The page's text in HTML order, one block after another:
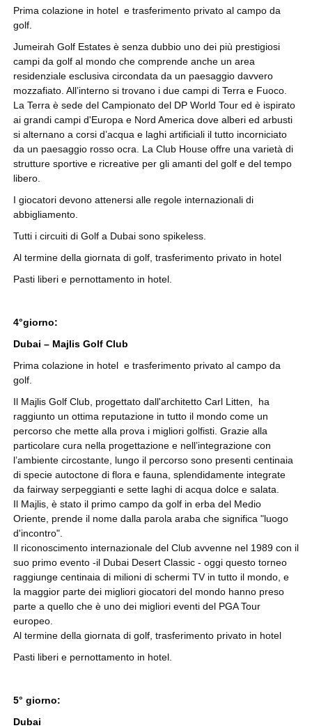
Prima colazione in hotel e trasferimento privato al campo da
golf.
Jumeirah Golf Estates è senza dubbio uno dei più prestigiosi
campi da golf al mondo che comprende anche un area
residenziale esclusiva circondata da un paesaggio davvero
mozzafiato. All’interno si trovano i due campi di Terra e Fuoco.
La Terra è sede del Campionato del DP World Tour ed è ispirato
ai grandi campi d'Europa e Nord America dove alberi ed arbusti
si alternano a corsi d’acqua e laghi artificiali il tutto incorniciato
da un paesaggio rosso ocra. La Club House offre una varietà di
strutture sportive e ricreative per gli amanti del golf e del tempo
libero.
I giocatori devono attenersi alle regole internazionali di
abbigliamento.
Tutti i circuiti di Golf a Dubai sono spikeless.
Al termine della giornata di golf, trasferimento privato in hotel
Pasti liberi e pernottamento in hotel.
4°giorno:
Dubai – Majlis Golf Club
Prima colazione in hotel e trasferimento privato al campo da
golf.
Il Majlis Golf Club, progettato dall'architetto Carl Litten, ha
raggiunto un ottima reputazione in tutto il mondo come un
percorso che mette alla prova i migliori golfisti. Grazie alla
particolare cura nella progettazione e nell’integrazione con
l’ambiente circostante, lungo il percorso sono presenti centinaia
di specie autoctone di flora e fauna, splendidamente integrate
da fairway serpeggianti e sette laghi di acqua dolce e salata.
Il Majlis, è stato il primo campo da golf in erba del Medio
Oriente, prende il nome dalla parola araba che significa "luogo
d'incontro".
Il riconoscimento internazionale del Club avvenne nel 1989 con il
suo primo evento -il Dubai Desert Classic - oggi questo torneo
raggiunge centinaia di milioni di schermi TV in tutto il mondo, e
la maggior parte dei migliori giocatori del mondo hanno preso
parte a quello che è uno dei migliori eventi del PGA Tour
europeo.
Al termine della giornata di golf, trasferimento privato in hotel
Pasti liberi e pernottamento in hotel.
5° giorno:
Dubai